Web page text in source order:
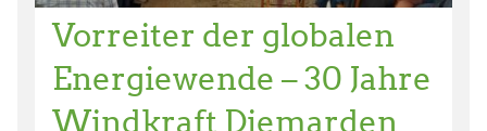
Vorreiter der globalen
Energiewende – 30 Jahre
Windkraft Diemarden